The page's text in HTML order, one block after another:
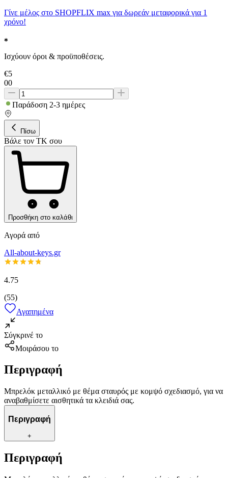
Γίνε μέλος στο SHOPFLIX max για δωρεάν μεταφορικά για 1
χρόνο!
Ισχύουν όροι & προϋποθέσεις.
€5
00
Παράδοση 2-3 ημέρες
Πίσω
Βάλε τον ΤΚ σου
Προσθήκη στο καλάθι
Αγορά από
All-about-keys.gr
4.75
(55)
Αγαπημένα
Σύγκρινέ το
Μοιράσου το
Περιγραφή
Μπρελόκ μεταλλικό με θέμα σταυρός με κομψό σχεδιασμό, για να
αναβαθμίσετε αισθητικά τα κλειδιά σας.
Περιγραφή
+
Περιγραφή